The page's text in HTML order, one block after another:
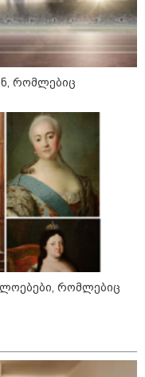
სიტყვით
დამსწრეები
შემთხვევის მოწმენი
2026
9 წლის
მკვლელობაში
2026
აეროპორტში
თვითმფრინავთან
აღჭურვილი
- რას წერს
ომის დროინდელი
აღმოაჩინეს -
რომლებიც
რომლებიც